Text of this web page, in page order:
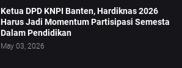
Ketua DPD KNPI Banten, Hardiknas 2026
Harus Jadi Momentum Partisipasi Semesta
Dalam Pendidikan
May 03, 2026